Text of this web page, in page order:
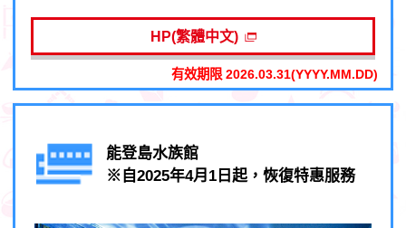
HP(繁體中文)
有效期限 2026.03.31(YYYY.MM.DD)
能登島水族館
※自2025年4月1日起，恢復特惠服務